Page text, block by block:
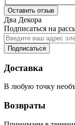
Оставить отзыв
Два Декора
Подписаться на
Подписаться
Доставка
В любую точку
Возвраты